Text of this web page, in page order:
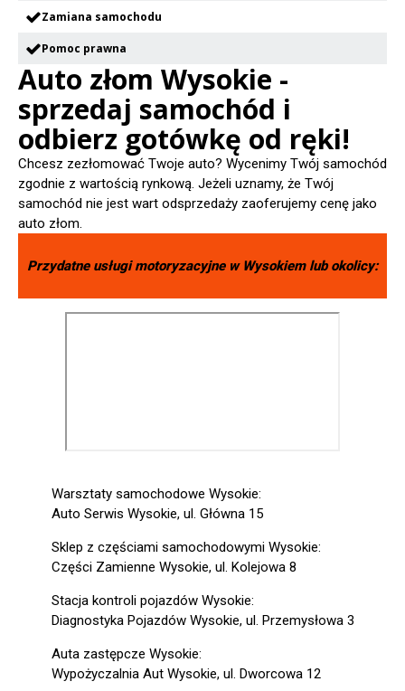
Zamiana samochodu
Pomoc prawna
Auto złom Wysokie -
sprzedaj samochód i
odbierz gotówkę od ręki!
Chcesz zezłomować Twoje auto? Wycenimy Twój samochód
zgodnie z wartością rynkową. Jeżeli uznamy, że Twój
samochód nie jest wart odsprzedaży zaoferujemy cenę jako
auto złom.
Przydatne usługi motoryzacyjne w Wysokiemlub okolicy:
Warsztaty samochodowe Wysokie:
Auto Serwis Wysokie, ul. Główna 15
Sklep z częściami samochodowymi Wysokie:
Części Zamienne Wysokie, ul. Kolejowa 8
Stacja kontroli pojazdów Wysokie:
Diagnostyka Pojazdów Wysokie, ul. Przemysłowa 3
Auta zastępcze Wysokie:
Wypożyczalnia Aut Wysokie, ul. Dworcowa 12